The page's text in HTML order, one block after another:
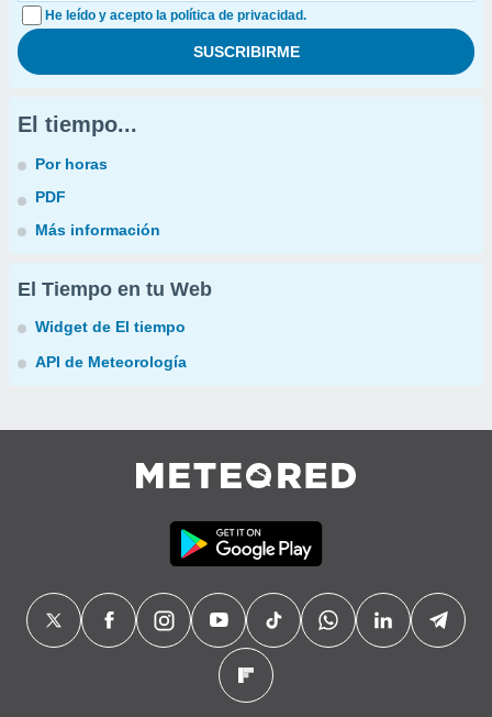
He leído y acepto la política de privacidad.
El tiempo...
Por horas
PDF
Más información
El Tiempo en tu Web
Widget de El tiempo
API de Meteorología